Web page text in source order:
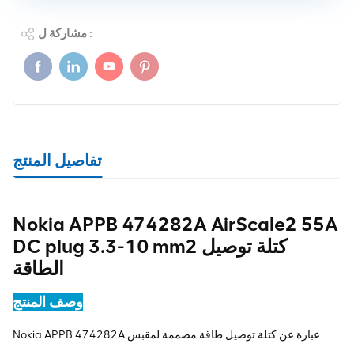
مشاركة ل :
تفاصيل المنتج
Nokia APPB 474282A AirScale2 55A
DC plug 3.3-10 mm2 كتلة توصيل
الطاقة
وصف المنتج
Nokia APPB 474282A عبارة عن كتلة توصيل طاقة مصممة لمقبس